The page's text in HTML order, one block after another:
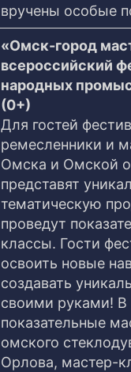
вручены особые
«Омск-город
всероссийский
народных
(0+)
Для гостей
ремесленники и
Омска и Омской
представят
тематическую
проведут
классы. Гости
освоить новые
создавать
своими руками! В
показательные
омского
Орлова, мастер-